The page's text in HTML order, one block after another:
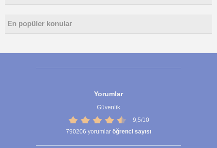
En popüler konular
Yorumlar
Güvenlik
9,5/10
790206 yorumlar öğrenci sayısı